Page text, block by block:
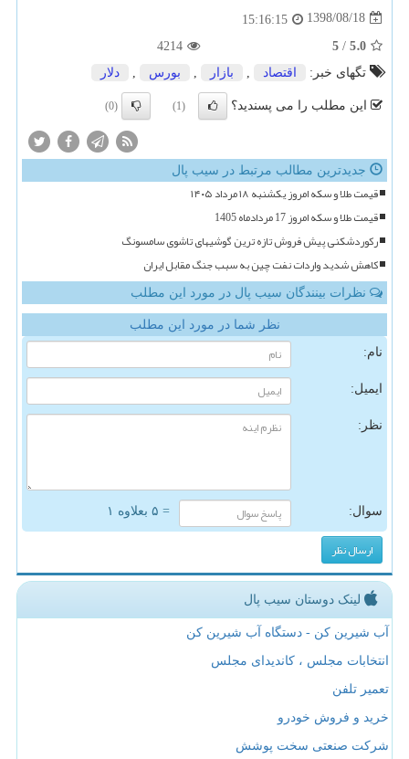
1398/08/18
15:16:15
5.0
/
5
4214
تگهای خبر:
اقتصاد بازار بورس دلار
این مطلب را می پسندید؟ (1)
(0)
جدیدترین مطالب مرتبط در سیب پال
قیمت طلا و سکه امروز یکشنبه ۱۸ مرداد ۱۴۰۵
قیمت طلا و سکه امروز 17 مردادماه 1405
رکوردشکنی پیش فروش تازه ترین گوشیهای تاشوی سامسونگ
کاهش شدید واردات نفت چین به سبب جنگ مقابل ایران
نظرات بینندگان سیب پال در مورد این مطلب
نظر شما در مورد این مطلب
نام:
ایمیل:
نظر:
سوال: = ۵ بعلاوه ۱
لینک دوستان سیب پال
آب شیرین کن - دستگاه آب شیرین کن
انتخابات مجلس ، کاندیدای مجلس
تعمیر تلفن
خرید و فروش خودرو
شرکت صنعتی سخت پوشش